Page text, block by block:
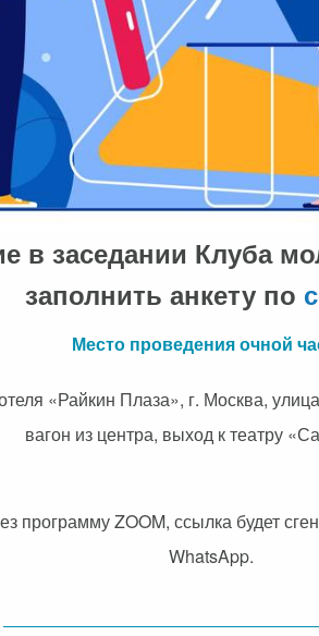
в заседании Клуба
заполнить анкету по
Место проведения очной
«Райкин Плаза», г. Москва,
вагон из центра, выход к театру
программу ZOOM, ссылка будет
WhatsApp.